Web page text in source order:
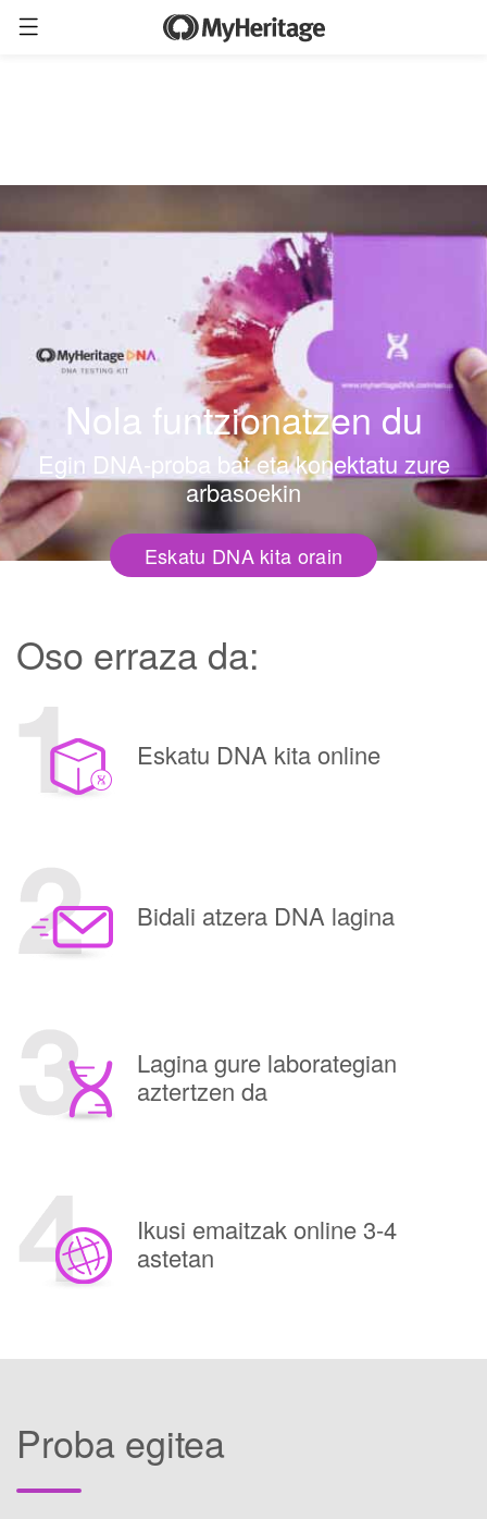
Nola funtzionatzen du
Egin DNA-proba bat eta konektatu zure
arbasoekin
Eskatu DNA kita orain
Oso erraza da:
Eskatu DNA kita online
Bidali atzera DNA lagina
Lagina gure laborategian
aztertzen da
Ikusi emaitzak online 3-4
astetan
Proba egitea